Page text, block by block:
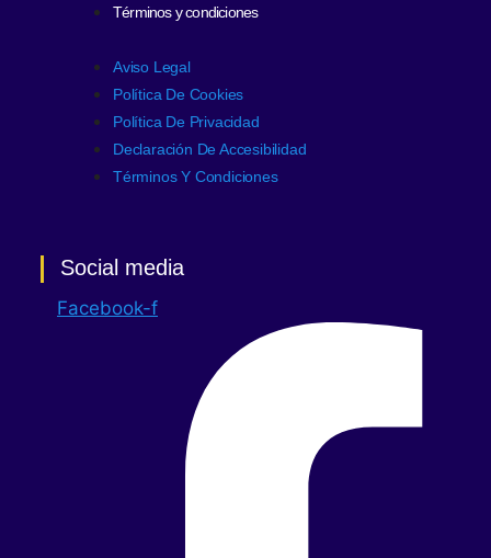
Términos y condiciones
Aviso Legal
Política De Cookies
Política De Privacidad
Declaración De Accesibilidad
Términos Y Condiciones
Social media
Facebook-f